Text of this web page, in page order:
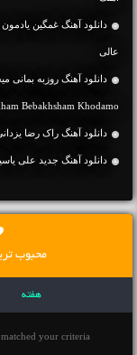
دانلود آهنگ غمگین
عالی
Bebakhsham Khodamo
دانلود آهنگ راک رضا
دانلود آهنگ جديد علی
محبوب
هفته
your criteria.